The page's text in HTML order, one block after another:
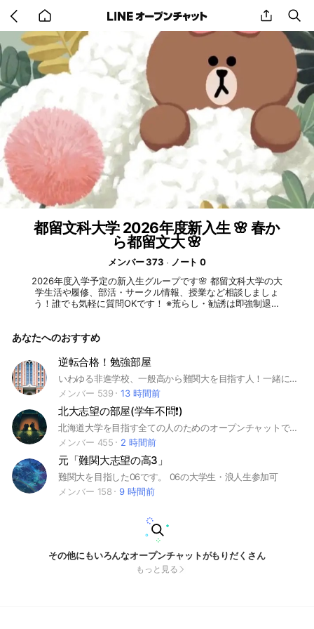
back
to
home
share
都留文科大学 2026年度新入生 🌸 春か
ら都留文大 🌸
メンバー 373
ノート 0
2026年度入学予定の新入生グループです🌸 都留文科大学の大
学生活や履修、部活・サークル情報、授業など相談しましょ
う！誰でも気軽に質問OKです！ ※荒らし・勧誘は即強制退会
あなたへのおすすめ
逆転合格！勉強部屋
いわゆる非進学校、一般高から難関大を目指す人！一緒に勉強しませんか？ 今まで頑張ってこなかった…どうしても○○大学に行きたい…。厳しい受験勉強に心が折れそうになることもありますよね。この部屋は、そんな人のモチベーションを保つための部屋です。 現役難関大生の方も大歓迎！後輩のためにアドバイスお願いします！ 常に「未来の自分」を意識することで、普段の行動を変えていきましょう！ #合格 #逆転合格 #難関私立 #慶應義塾大学 #早稲田大学 #上智大学 #早慶上理 #MARCH #明治大学 #青山学院大学 #立教 #中央大学 #法政大学 #関関同立 #関西学院大学 #関西大学 #同志社大学 #立命館大学 #日東駒専 #日本大学 #東洋大学 #駒澤大学 #専修大学 #産近甲龍 #京都産業大学 #近畿大学 #甲南大学 #龍谷大学 ＃旧帝大 #東京大学 #京都大学 #大阪大学 #九州大学 #名古屋大学 ＃東北大学 ＃北海道大学 #難関国立 #神戸大学 #横浜国立大学 ＃一橋大学 文系でよろしく！
メンバー 539
13 時間前
北大志望の部屋(学年不問❗️)
北海道大学を目指す全ての人のためのオープンチャットです❗️ #勉強 #受験 #北海道大 #北大 #北海道 #大学受験
メンバー 455
2 時間前
元「難関大志望の高3」
難関大を目指した06です。 06の大学生・浪人生参加可
メンバー 158
9 時間前
その他にもいろんなオープンチャットがもりだくさん
もっと見る